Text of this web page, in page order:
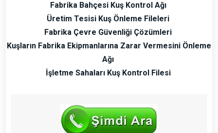
Fabrika Bahçesi Kuş Kontrol Ağı
Üretim Tesisi Kuş Önleme Fileleri
Fabrika Çevre Güvenliği Çözümleri
Kuşların Fabrika Ekipmanlarına Zarar Vermesini Önleme
Ağı
İşletme Sahaları Kuş Kontrol Filesi